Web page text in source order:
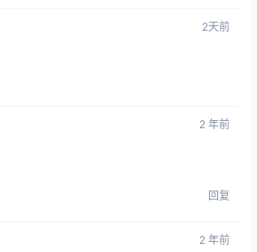
2天前
2 年前
回复
2 年前